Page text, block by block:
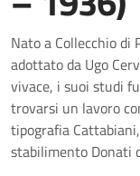
Nato a Collecchio
adottato da Ugo
vivace, i suoi studi
trovarsi un lavoro
tipografia
stabilimento Donati